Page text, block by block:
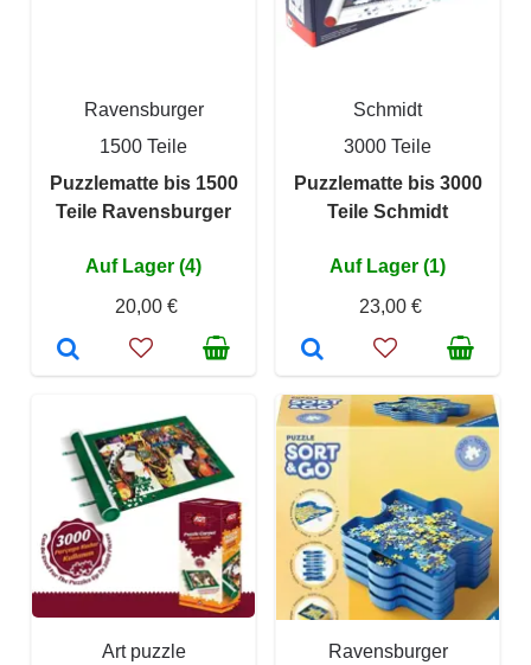
Ravensburger
1500 Teile
Puzzlematte bis 1500
Teile Ravensburger
Auf Lager (4)
20,00 €
Schmidt
3000 Teile
Puzzlematte bis 3000
Teile Schmidt
Auf Lager (1)
23,00 €
Art puzzle
Ravensburger